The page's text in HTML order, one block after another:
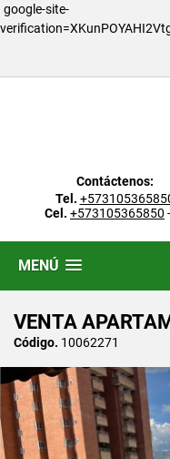
google-site-
Contáctenos:
Tel.
Cel. +573105365850 -
MENÚ
VENTA
Código. 10062271